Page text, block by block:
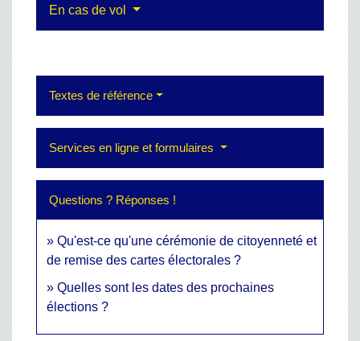
En cas de vol
Textes de référence
Services en ligne et formulaires
Questions ? Réponses !
Qu'est-ce qu'une cérémonie de citoyenneté et
de remise des cartes électorales ?
Quelles sont les dates des prochaines
élections ?